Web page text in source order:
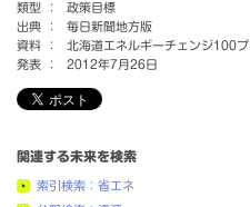
類型 ：
政策目標
出典 ：
毎日新聞地方版
資料 ：
北海道エネルギーチェンジ100
発表 ：
2012年7月26日
関連する未来を検索
索引検索：省エネ